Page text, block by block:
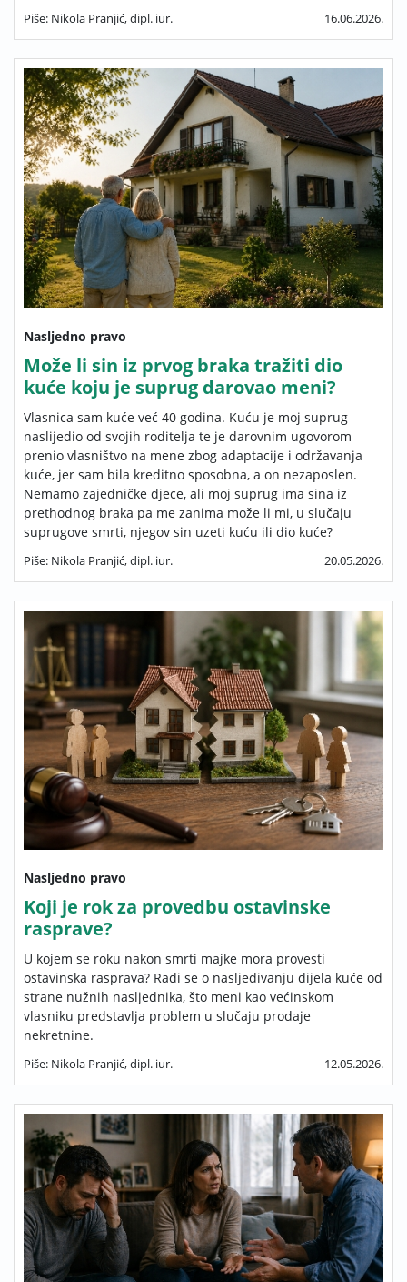
Piše: Nikola Pranjić, dipl. iur. 16.06.2026.
Nasljedno pravo
Može li sin iz prvog braka tražiti dio
kuće koju je suprug darovao meni?
Vlasnica sam kuće već 40 godina. Kuću je moj suprug
naslijedio od svojih roditelja te je darovnim ugovorom
prenio vlasništvo na mene zbog adaptacije i održavanja
kuće, jer sam bila kreditno sposobna, a on nezaposlen.
Nemamo zajedničke djece, ali moj suprug ima sina iz
prethodnog braka pa me zanima može li mi, u slučaju
suprugove smrti, njegov sin uzeti kuću ili dio kuće?
Piše: Nikola Pranjić, dipl. iur. 20.05.2026.
Nasljedno pravo
Koji je rok za provedbu ostavinske
rasprave?
U kojem se roku nakon smrti majke mora provesti
ostavinska rasprava? Radi se o nasljeđivanju dijela kuće od
strane nužnih nasljednika, što meni kao većinskom
vlasniku predstavlja problem u slučaju prodaje
nekretnine.
Piše: Nikola Pranjić, dipl. iur. 12.05.2026.